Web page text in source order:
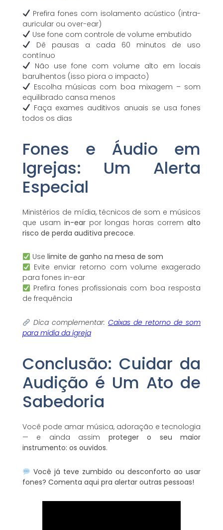
Prefira fones com isolamento acústico (intra-
auricular ou over-ear)
Use fone com controle de volume embutido
Dê pausas a cada 60 minutos de uso
contínuo
Não use fone com volume alto em locais
barulhentos (isso piora o impacto)
Escolha músicas com boa mixagem – som
equilibrado cansa menos
Faça exames auditivos anuais se usa fones
todos os dias
Fones e Áudio em
Igrejas: Um Alerta
Especial
Ministérios de mídia, técnicos de som e músicos
que usam in-earpor longas horas corremalto
risco de perda auditiva precoce.
Use limite de ganho na mesa de som
Evite enviar retorno com volume exagerado
para fones in-ear
Prefira fones profissionais com boa resposta
de frequência
Dica complementar: Caixas de retorno de som
para mídia da igreja
Conclusão: Cuidar da
Audição é Um Ato de
Sabedoria
Você pode amar música, adoração e tecnologia
— e ainda assim proteger o seu maior
instrumento: os ouvidos.
Você já teve zumbido ou desconforto ao usar
fones? Comenta aqui pra alertar outras pessoas!